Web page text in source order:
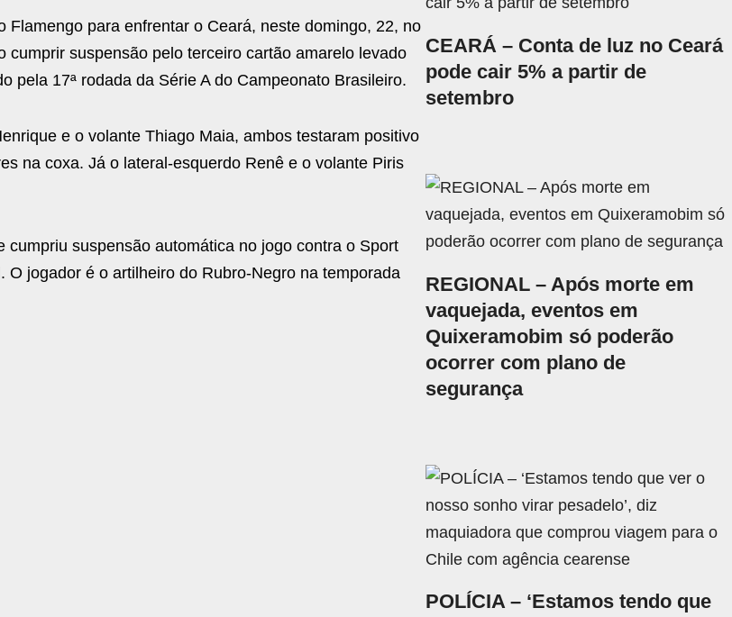
para enfrentar o Ceará, neste domingo, 22, no
suspensão pelo terceiro cartão amarelo levado
pela 17ª rodada da Série A do Campeonato Brasileiro.
e o volante Thiago Maia, ambos testaram positivo
na coxa. Já o lateral-esquerdo Renê e o volante Piris
suspensão automática no jogo contra o Sport
jogador é o artilheiro do Rubro-Negro na temporada
CEARÁ – Conta de luz no Ceará
pode cair 5% a partir de
setembro
REGIONAL – Após morte em
vaquejada, eventos em
Quixeramobim só poderão
ocorrer com plano de
segurança
POLÍCIA – ‘Estamos tendo que